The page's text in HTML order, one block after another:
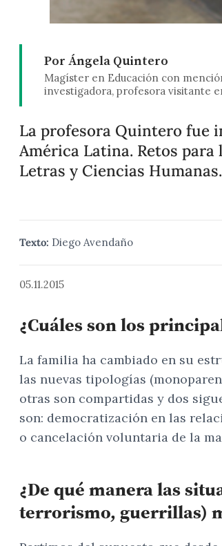
Por Ángela Quintero
Magíster en Educación con
investigadora, profesora visitante
La profesora Quintero fue
América Latina. Retos
Letras y Ciencias Humanas.
Texto: Diego Avendaño
05.11.2015
¿Cuáles son los
La familia ha cambiado en su
las nuevas tipologías
otras son compartidas y dos
son: democratización en las
o cancelación voluntaria de la
¿De qué manera las
terrorismo, guerrillas)